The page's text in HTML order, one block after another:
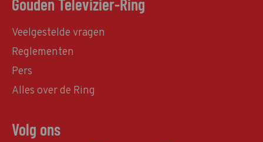
Gouden Televizier-Ring
Veelgestelde vragen
Reglementen
Pers
Alles over de Ring
Volg ons